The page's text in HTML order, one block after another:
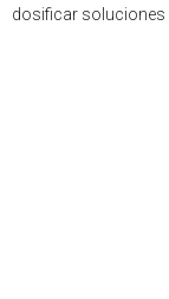
dosificar soluciones